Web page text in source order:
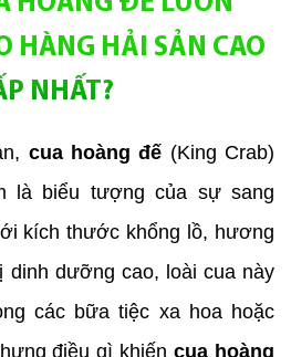
HÀNG HẢI SẢN CAO
NHẤT?
cua hoàng đế (King Crab)
là biểu tượng của sự sang
kích thước khổng lồ, hương
dinh dưỡng cao, loài cua này
các bữa tiệc xa hoa hoặc
điều gì khiến cua hoàng